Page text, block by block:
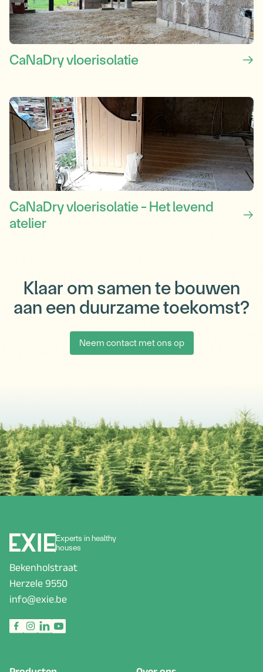
CaNaDry vloerisolatie
CaNaDry vloerisolatie - Het levend
atelier
Klaar om samen te bouwen
aan een duurzame toekomst?
Neem contact met ons op
Experts in healthy
houses
Bekenholstraat
Herzele 9550
info@exie.be